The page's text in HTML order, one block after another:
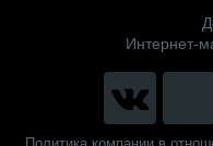
Интернет-